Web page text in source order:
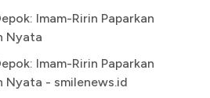
Imam-Ririn Paparkan
Nyata
Imam-Ririn Paparkan
Nyata - smilenews.id